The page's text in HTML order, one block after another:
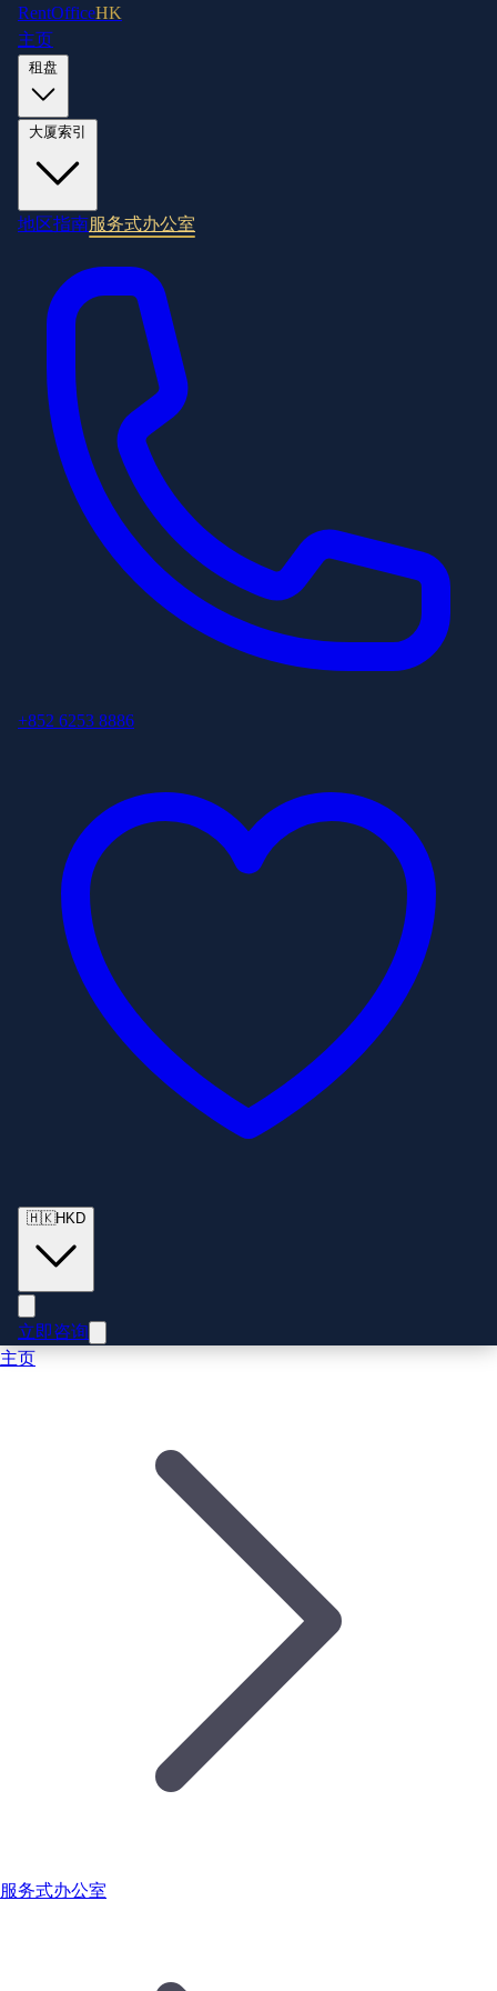
RentOfficeHK
主页
地区指南服务式办公室
+852 6253 8886
🇭🇰HKD
立即咨询
主页
服务式办公室